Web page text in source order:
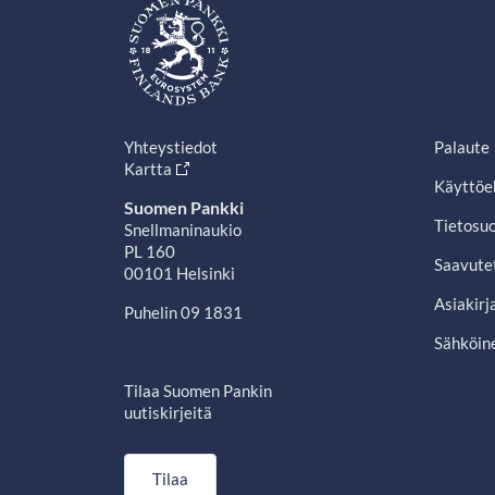
Yhteystiedot
Kartta
Suomen Pankki
Snellmaninaukio
PL 160
00101 Helsinki
Puhelin 09 1831
Tilaa Suomen Pankin
uutiskirjeitä
Tilaa
Palaute